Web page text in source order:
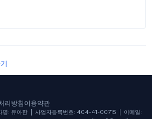
리방침이용약관
명: 유아한 | 사업자등록번호: 404-41-00715 | 이메일: